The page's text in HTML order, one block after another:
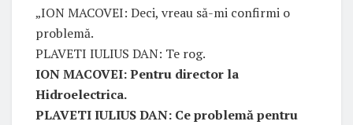
„ION MACOVEI: Deci, vreau să-mi confirmi o
problemă.
PLAVETI IULIUS DAN: Te rog.
ION MACOVEI: Pentru director la
Hidroelectrica.
PLAVETI IULIUS DAN: Ce problemă pentru